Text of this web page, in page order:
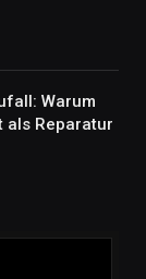
Warum
als Reparatur